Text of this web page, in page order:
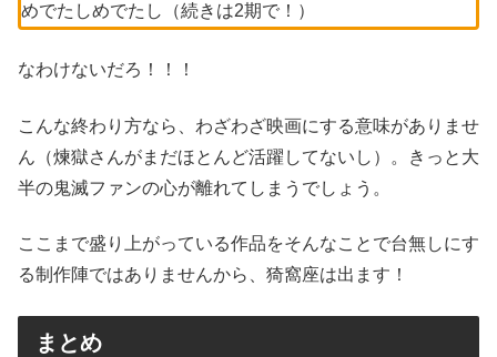
めでたしめでたし（続きは2期で！）
なわけないだろ！！！
こんな終わり方なら、わざわざ映画にする意味がありませ
ん（煉獄さんがまだほとんど活躍してないし）。きっと大
半の鬼滅ファンの心が離れてしまうでしょう。
ここまで盛り上がっている作品をそんなことで台無しにす
る制作陣ではありませんから、猗窩座は出ます！
まとめ